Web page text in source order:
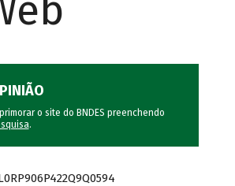
o site do BNDES preenchendo
.